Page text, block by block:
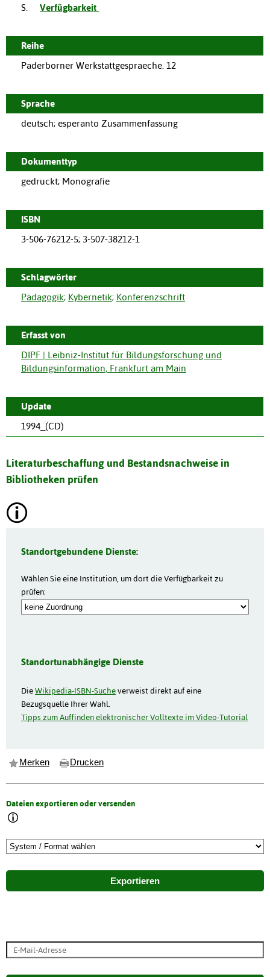
S.
Verfügbarkeit
Reihe
Paderborner Werkstattgespraeche. 12
Sprache
deutsch; esperanto Zusammenfassung
Dokumenttyp
gedruckt; Monografie
ISBN
3-506-76212-5; 3-507-38212-1
Schlagwörter
Pädagogik; Kybernetik; Konferenzschrift
Erfasst von
DIPF | Leibniz-Institut für Bildungsforschung und
Bildungsinformation, Frankfurt am Main
Update
1994_(CD)
Literaturbeschaffung und Bestandsnachweise in
Bibliotheken prüfen
Standortgebundene Dienste:
Wählen Sie eine Institution, um dort die Verfügbarkeit zu
prüfen:
Standortunabhängige Dienste
DieWikipedia-ISBN-Sucheverweist direkt auf eine
Bezugsquelle Ihrer Wahl.
Tipps zum Auffinden elektronischer Volltexte im Video-Tutorial
Merken Drucken
Dateien exportieren oder versenden
Exportieren